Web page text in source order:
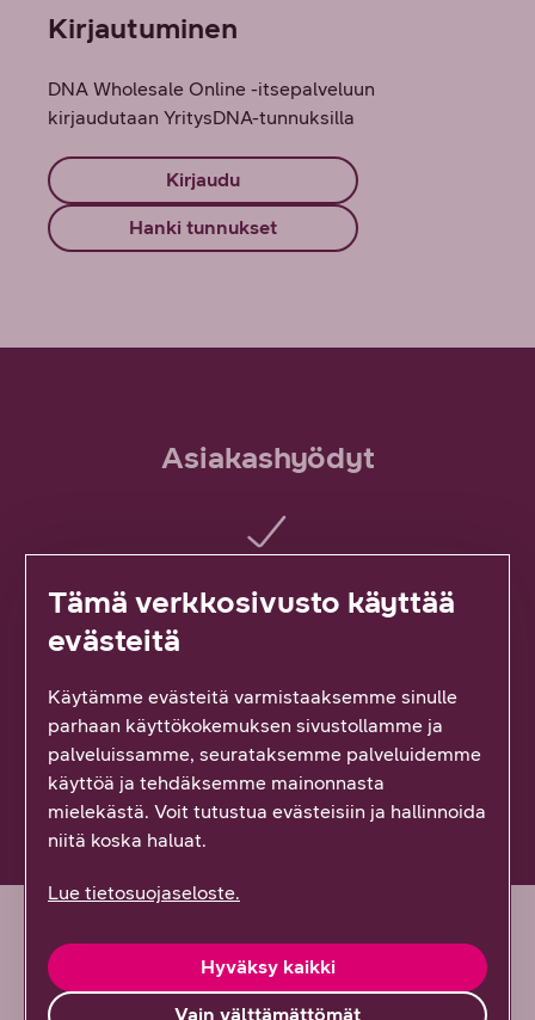
Kirjautuminen
DNA Wholesale Online -itsepalveluun
kirjaudutaan YritysDNA-tunnuksilla
Kirjaudu
Hanki tunnukset
Asiakashyödyt
Helppokäyttöinen itsepalveluportaali
Usein kysytyt kysymykset
Tämä verkkosivusto käyttää
evästeitä
Käytämme evästeitä varmistaaksemme sinulle
parhaan käyttökokemuksen sivustollamme ja
palveluissamme, seurataksemme palveluidemme
käyttöä ja tehdäksemme mainonnasta
mielekästä. Voit tutustua evästeisiin ja hallinnoida
niitä koska haluat.
Lue tietosuojaseloste.
Vain välttämättömät
Hyväksy kaikki